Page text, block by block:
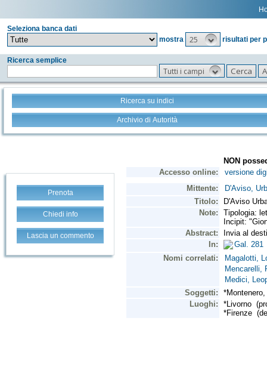
Seleziona banca dati
mostra
25 risultati per
Ricerca semplice
Tutti i campi
Ricerca su indici
Archivio di Autorità
Prenota
Chiedi info
Lascia un commento